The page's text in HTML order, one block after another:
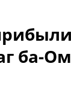
ба-